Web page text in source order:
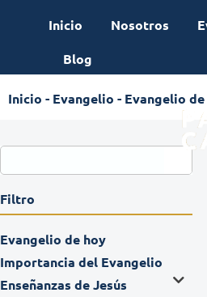
Inicio Nosotros
Blog
Inicio - Evangelio - Evangelio
Filtro
Evangelio de hoy
Importancia del Evangelio
Enseñanzas de Jesús